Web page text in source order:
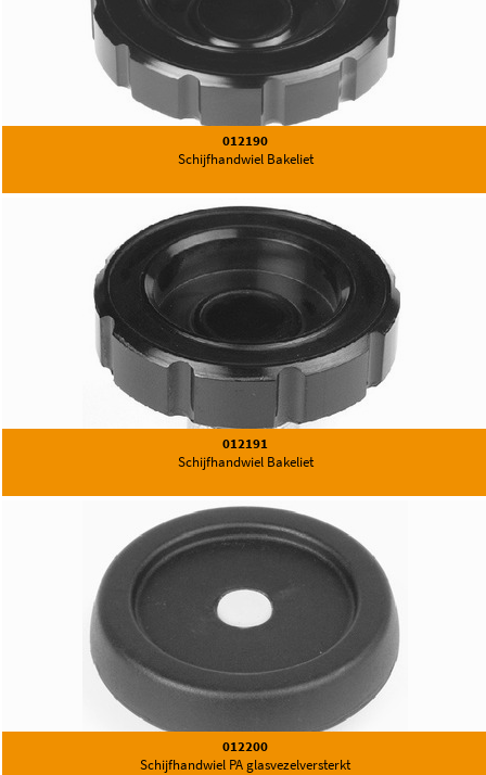
012190
Schijfhandwiel Bakeliet
012191
Schijfhandwiel Bakeliet
012200
Schijfhandwiel PA glasvezelversterkt